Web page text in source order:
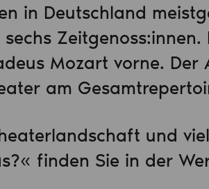
in Deutschland
Mozart vorne. Der
am
und
finden Sie in der